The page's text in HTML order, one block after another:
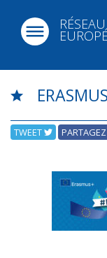
TWEET PARTAGEZ